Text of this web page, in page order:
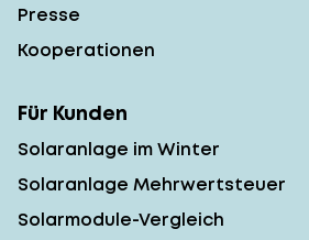
Presse
Kooperationen
Für Kunden
Solaranlage im Winter
Solaranlage Mehrwertsteuer
Solarmodule-Vergleich